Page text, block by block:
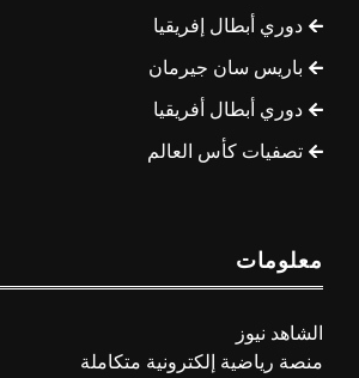
دوري أبطال إفريقيا
باريس سان جيرمان
دوري أبطال أفريقيا
تصفيات كأس العالم
معلومات
الشاهد نيوز
منصة رياضية إلكترونية متكاملة